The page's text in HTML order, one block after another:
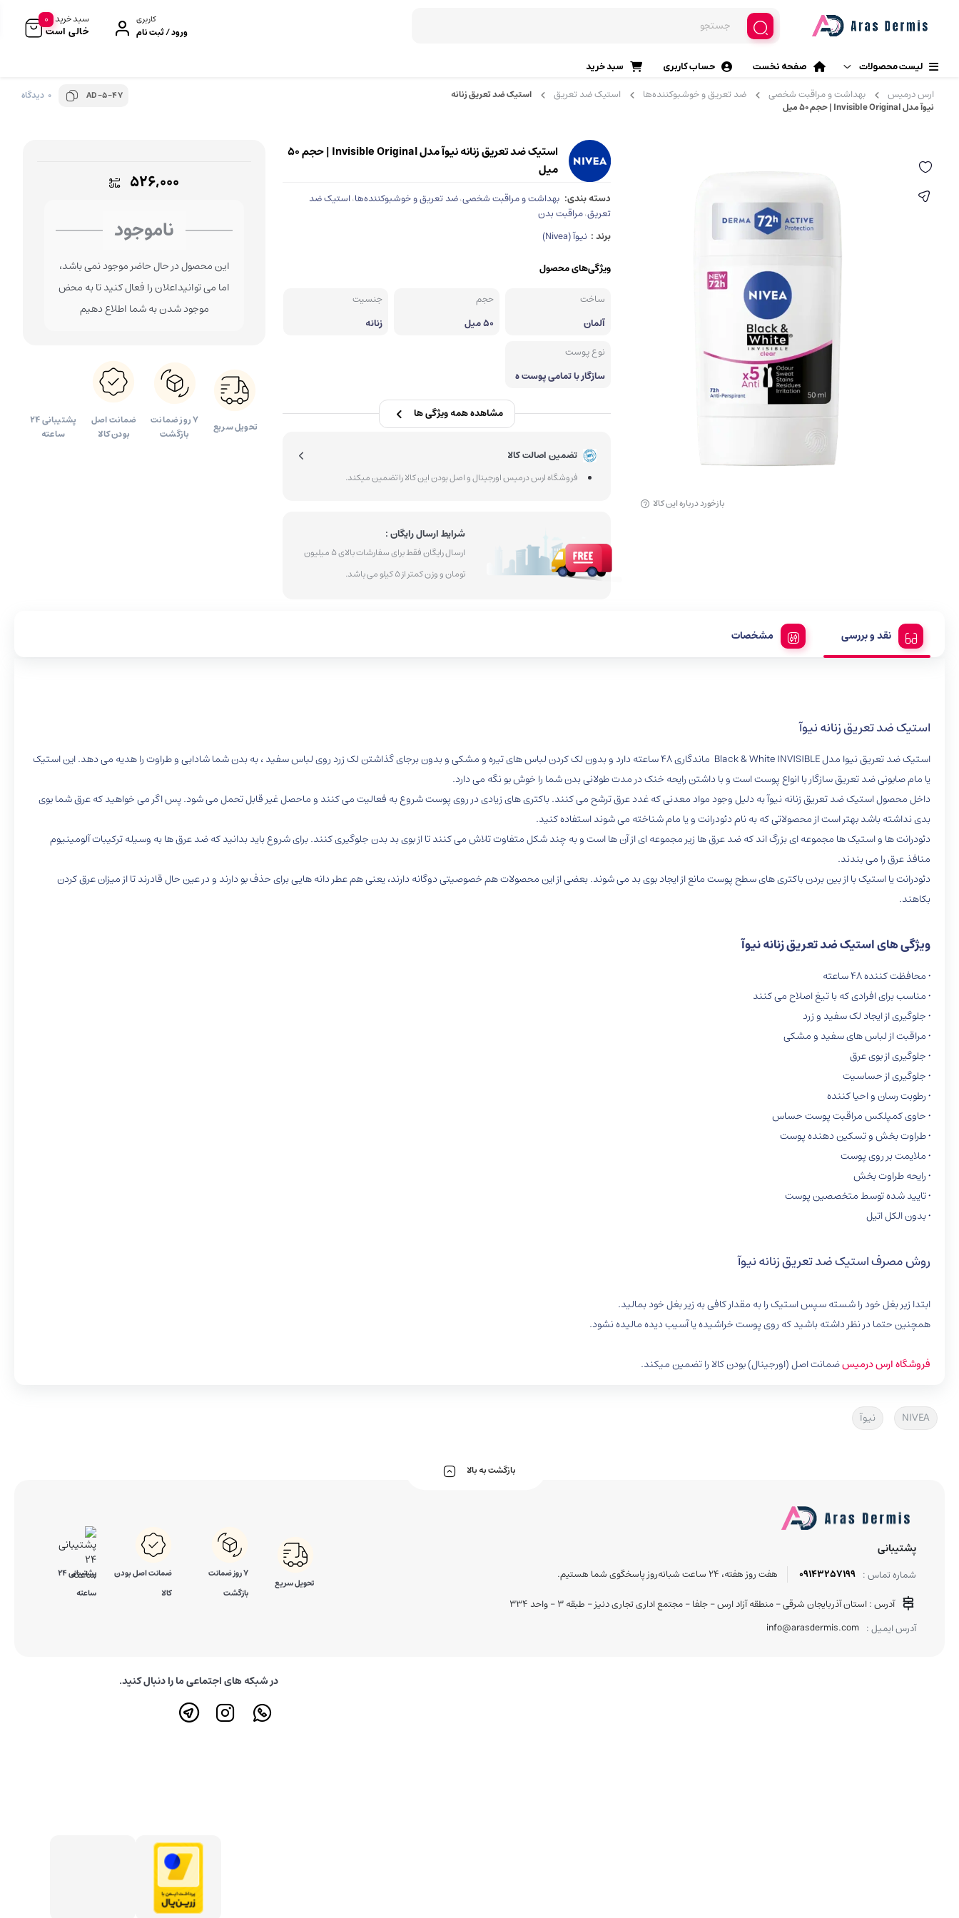
کاربری
ورود / ثبت نام
سبد خرید
خالی است
0
لیست محصولات
محصولات آرایشی
خط چشم (ماژیکی، مایع، مدادی، ژله‌ای)
ریمل
مژه مصنوعی
ماژیک ابرو
کرم پودر
صفحه نخست حساب کاربری سبد خرید
ارس درمیس بهداشت و مراقبت شخصی ضد تعریق و خوشبوکننده‌ها استیک ضد تعریق
استیک ضد تعریق زنانه
نیوآ مدل Invisible Original | حجم 50 میل
AD-5-47 0 دیدگاه
بازخورد درباره این کالا
استیک ضد تعریق زنانه نیوآ مدل Invisible Original | حجم 50
میل
دسته بندی: بهداشت و مراقبت شخصی،ضد تعریق و خوشبوکننده‌ها،استیک ضد
تعریق،مراقبت بدن
برند : نیوآ (Nivea)
ویژگی‌های محصول
ساخت
آلمان
حجم
50 میل
جنسیت
زنانه
نوع پوست
سازگار با تمامی پوست ه
مشاهده همه ویژگی ها
تضمین اصالت کالا
فروشگاه ارس درمیس اورجینال و اصل بودن این کالا را تضمین میکند.
شرایط ارسال رایگان :
ارسال رایگان فقط برای سفارشات بالای 5 میلیون
تومان و وزن کمتر از 5 کیلو می باشد.
۵۲۶,۰۰۰
ناموجود
این محصول در حال حاضر موجود نمی باشد،
اما می توانیداعلان را فعال کنید تا به محض
موجود شدن به شما اطلاع دهیم
تحویل سریع
۷ روز ضمانت
بازگشت
ضمانت اصل
بودن کالا
پشتیبانی 24
ساعته
نقد و بررسی مشخصات
استیک ضد تعریق زنانه نیوآ
استیک ضد تعریق نیوا مدل Black & White INVISIBLE ماندگاری ۴۸ ساعته دارد و بدون لک کردن لباس های تیره و مشکی و بدون برجای گذاشتن لک زرد روی لباس سفید ، به بدن شما شادابی و طراوت را هدیه می دهد. این استیک
یا مام صابونی ضد تعریق سازگار با انواع پوست است و با داشتن رایحه خنک در مدت طولانی بدن شما را خوش بو نگه می دارد.
داخل محصول استیک ضد تعریق زنانه نیوآ به دلیل وجود مواد معدنی که غدد عرق ترشح می کنند. باکتری های زیادی در روی پوست شروع به فعالیت می کنند و ماحصل غیر قابل تحمل می شود. پس اگر می خواهید که عرق شما بوی
بدی نداشته باشد بهتر است از محصولاتی که به نام دئودرانت و یا مام شناخته می شوند استفاده کنید.
دئودرانت ها و استیک ها مجموعه ای بزرگ اند که ضد عرق ها زیر مجموعه ای از آن ها است و به چند شکل متفاوت تلاش می کنند تا از بوی بد بدن جلوگیری کنند. برای شروع باید بدانید که ضد عرق ها به وسیله ترکیبات آلومینیوم
منافذ عرق را می بندند.
دئودرانت یا استیک با از بین بردن باکتری های سطح پوست مانع از ایجاد بوی بد می شوند. بعضی از این محصولات هم خصوصیتی دوگانه دارند، یعنی هم عطر دانه هایی برای حذف بو دارند و در عین حال قادرند تا از میزان عرق کردن
بکاهند.
ویژگی های استیک ضد تعریق زنانه نیوآ
• محافظت کننده 48 ساعته
• مناسب برای افرادی که با تیغ اصلاح می کنند
• جلوگیری از ایجاد لک سفید و زرد
• مراقبت از لباس های سفید و مشکی
• جلوگیری از بوی عرق
• جلوگیری از حساسیت
• رطوبت رسان و احیا کننده
• حاوی کمپلکس مراقبت پوست حساس
• طراوت بخش و تسکین دهنده پوست
• ملایمت بر روی پوست
• رایحه طراوت بخش
• تایید شده توسط متخصصین پوست
• بدون الکل اتیل
روش مصرف استیک ضد تعریق زنانه نیوآ
ابتدا زیر بغل خود را شسته سپس استیک را به مقدار کافی به زیر بغل خود بمالید.
همچنین حتما در نظر داشته باشید که روی پوست خراشیده یا آسیب دیده مالیده نشود.
فروشگاه ارس درمیسضمانت اصل (اورجینال) بودن کالا را تضمین میکند.
NIVEA نیوآ
بازگشت به بالا
پشتیبانی
شماره تماس : 09143257199
هفت روز هفته، ۲۴ ساعت شبانه‌روز پاسخگوی شما هستیم.
آدرس : استان آذربایجان شرقی - منطقه آزاد ارس - جلفا - مجتمع اداری تجاری دنیز - طبقه 3 - واحد 334
آدرس ایمیل : info@arasdermis.com
تحویل سریع
۷ روز ضمانت
بازگشت
ضمانت اصل بودن
کالا
پشتیبانی 24
ساعته
در شبکه های اجتماعی ما را دنبال کنید.